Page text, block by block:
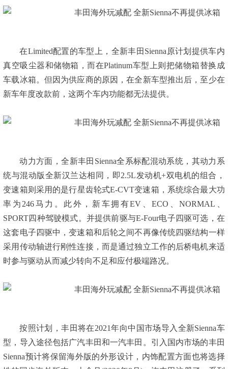
在Limited配置的车型上，全新丰田Sienna原计划提供车内
真空吸尘器和储物箱，而在Platinum车型上则把储物箱替换成
车载冰箱。但因为供应商的原因，在全新车型推出后，至少在
新车年度改款前，这两个车内功能都无法提供。
动力方面，全新丰田Sienna全系标配混动系统，其动力系
统与混动版全新汉兰达相同，即2.5L发动机+双电机的组合，
变速箱则采用的是行星齿轮式E-CVT变速箱，系统综合最大功
率为246马力。此外，新车拥有EV、ECO、NORMAL、
SPORT四种驾驶模式。并提供前驱与E-Four电子四驱可选，在
这套电子四驱中，变速箱和后轮之间不再像传统四驱结构一样
采用传动轴进行刚性连接，而是通过独立工作的后桥电机来适
时参与驱动从而减少转向不足和应付极端路况。
按照计划，丰田将在2021年向中国市场导入全新Sienna车
型，导入途径包括广汽丰田和一汽丰田。引入国内市场的丰田
Sienna预计将保留海外版的外形设计，内饰配置方面也将选择